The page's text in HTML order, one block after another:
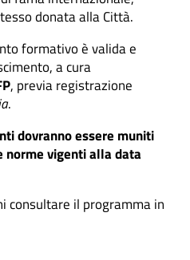
donata alla Città.
formativo è valida e
a cura
, previa registrazione
.
dovranno essere muniti
norme vigenti alla data
consultare il programma in